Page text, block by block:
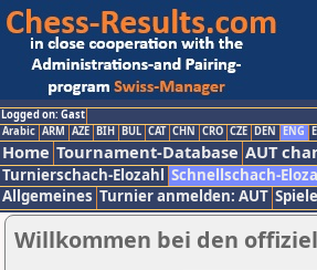
Logged on: Gast
Arabic ARM AZE BIH BUL CAT CHN CRO CZE DEN ENG
Home Tournament-Database AUT
Turnierschach-Elozahl Schnellschach-
Allgemeines Turnier anmelden: AUT
Willkommen bei den